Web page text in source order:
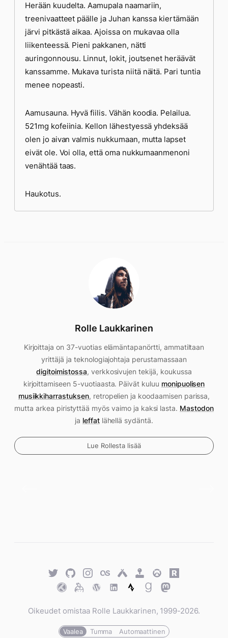
Herään kuudelta. Aamupala naamariin,
treenivaatteet päälle ja Juhan kanssa kiertämään
järvi pitkästä aikaa. Ajoissa on mukavaa olla
liikenteessä. Pieni pakkanen, nätti
auringonnousu. Linnut, lokit, joutsenet heräävät
kanssamme. Mukava turista niitä näitä. Pari tuntia
menee nopeasti.
Aamusauna. Hyvä fiilis. Vähän koodia. Pelailua.
521mg kofeiinia. Kellon lähestyessä yhdeksää
olen jo aivan valmis nukkumaan, mutta lapset
eivät ole. Voi olla, että oma nukkumaanmenoni
venähtää taas.
Haukotus.
Rolle Laukkarinen
Kirjoittaja on 37-vuotias elämäntapanörtti, ammatiltaan
yrittäjä ja teknologiajohtaja perustamassaan
digitoimistossa, verkkosivujen tekijä, koukussa
kirjoittamiseen 5-vuotiaasta. Päivät kuluu monipuolisen
musiikkiharrastuksen, retropelien ja koodaamisen parissa,
mutta arkea piristyttää myös vaimo ja kaksi lasta. Mastodon
ja leffatlähellä sydäntä.
Lue Rollesta lisää
TwitterGitHubTwitterLast.fmUntappd
Retro
Achievements
Overwatch
Rawg.io
TraktKeybaseWordPress
WordPress
StravaGoodreads
Mastodon
Oikeudet omistaa Rolle Laukkarinen, 1999-2026.
Vaalea Tumma Automaattinen